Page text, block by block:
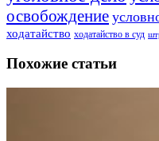
освобождение
ходатайство ходатайство в суд
Похожие статьи